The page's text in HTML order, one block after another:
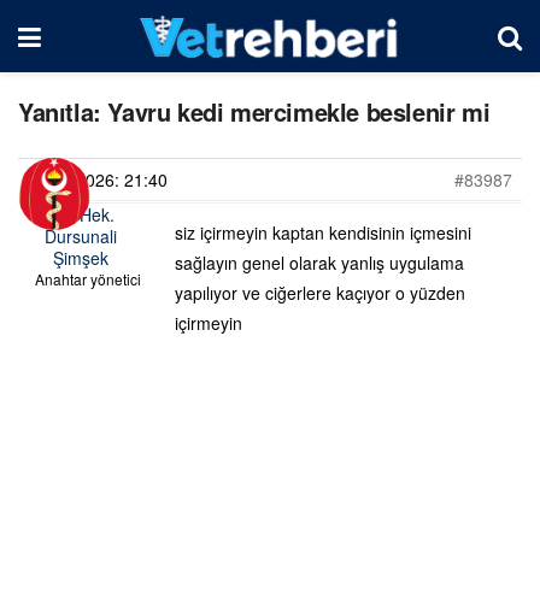
Yanıtla: Yavru kedi mercimekle beslenir mi
20/06/2026: 21:40
#83987
Vet. Hek.
Dursunali
Şimşek
Anahtar yönetici
siz içirmeyin kaptan kendisinin içmesini
sağlayın genel olarak yanlış uygulama
yapılıyor ve ciğerlere kaçıyor o yüzden
içirmeyin